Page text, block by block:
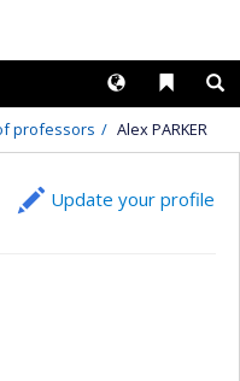
Liens
Langues
professors Alex PARKER
Update your profile